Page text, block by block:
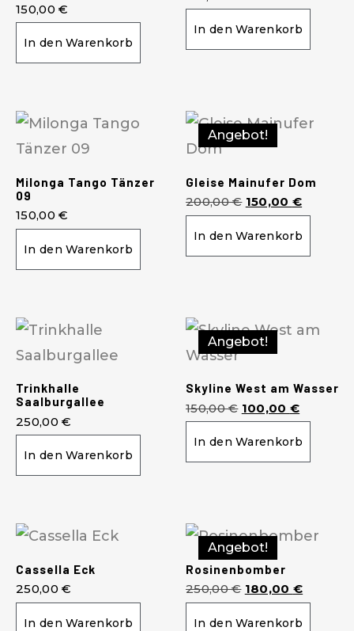
150,00€
In den Warenkorb
In den Warenkorb
Milonga Tango Tänzer
09
150,00€
In den Warenkorb
Angebot!
Gleise Mainufer Dom
200,00€ 150,00 €
In den Warenkorb
Trinkhalle
Saalburgallee
250,00€
In den Warenkorb
Angebot!
Skyline West am Wasser
150,00€ 100,00 €
In den Warenkorb
Cassella Eck
250,00€
In den Warenkorb
Angebot!
Rosinenbomber
250,00€ 180,00 €
In den Warenkorb